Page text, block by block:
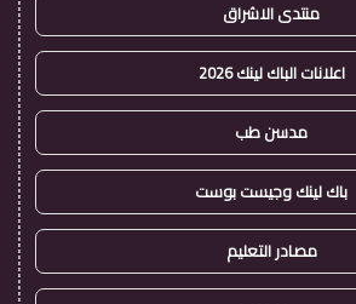
منتدى الاشراق
اعلانات الباك لينك 2026
مدسن طب
باك لينك وجيست بوست
مصادر التعليم